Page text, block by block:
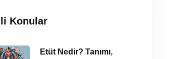
Konular
Etüt Nedir? Tanımı,